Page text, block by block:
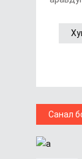
Санал